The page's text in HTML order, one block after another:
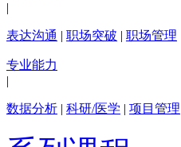
|
表达沟通 | 职场突破 | 职场管理
专业能力
|
数据分析 | 科研/医学 | 项目管理